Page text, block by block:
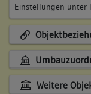
Einstellungen unter
Weitere